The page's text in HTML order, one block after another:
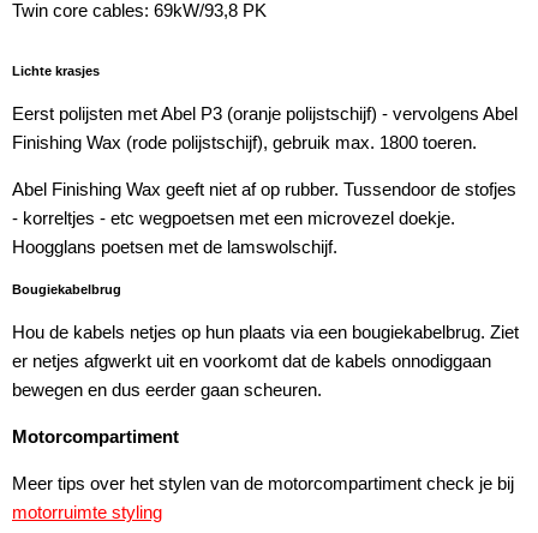
Twin core cables: 69kW/93,8 PK
Lichte krasjes
Eerst polijsten met Abel P3 (oranje polijstschijf) - vervolgens Abel
Finishing Wax (rode polijstschijf), gebruik max. 1800 toeren.
Abel Finishing Wax geeft niet af op rubber. Tussendoor de stofjes
- korreltjes - etc wegpoetsen met een microvezel doekje.
Hoogglans poetsen met de lamswolschijf.
Bougiekabelbrug
Hou de kabels netjes op hun plaats via een bougiekabelbrug. Ziet
er netjes afgwerkt uit en voorkomt dat de kabels onnodiggaan
bewegen en dus eerder gaan scheuren.
Motorcompartiment
Meer tips over het stylen van de motorcompartiment check je bij
motorruimte styling